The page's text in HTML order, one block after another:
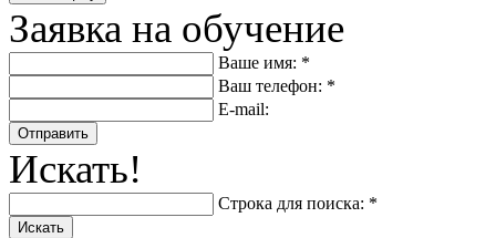
Заявка на обучение
Ваше имя: *
Ваш телефон: *
E-mail:
Отправить
Искать!
Строка для поиска: *
Искать